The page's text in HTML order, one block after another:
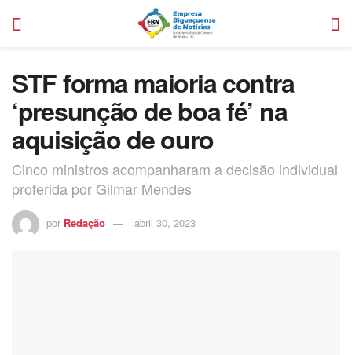
STF forma maioria contra
‘presunção de boa fé’ na
aquisição de ouro
Cinco ministros acompanharam a decisão individual
proferida por Gilmar Mendes
por Redação abril 30, 2023